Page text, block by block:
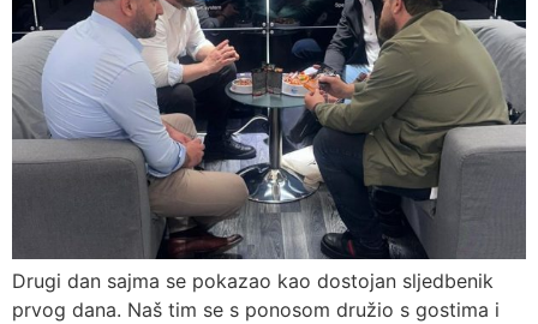
Drugi dan sajma se pokazao kao dostojan sljedbenik
prvog dana. Naš tim se s ponosom družio s gostima i